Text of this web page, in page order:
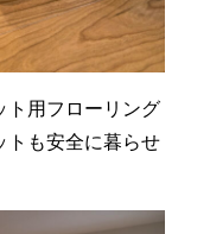
ト用フローリング
トも安全に暮らせ